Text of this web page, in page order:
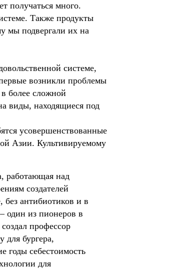
получаться много.
Также продукты
мы подвергали их на
системе,
возникли проблемы
более сложной
виды, находящиеся под
усовершенствованные
Азии. Культивируемому
работающая над
создателей
антибиотиков и в
один из пионеров в
профессор
для бургера,
годы себестоимость
для